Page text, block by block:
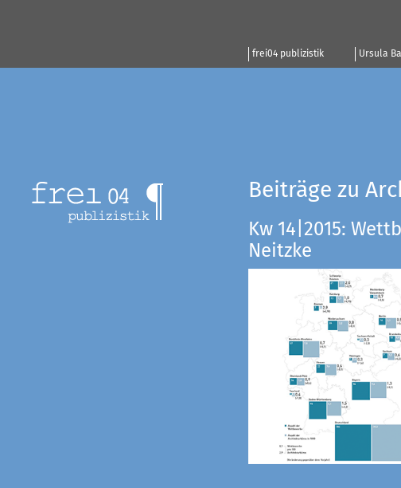
frei04 publizistik Ursula
Beiträge zu
Kw 14|2015:
Neitzke